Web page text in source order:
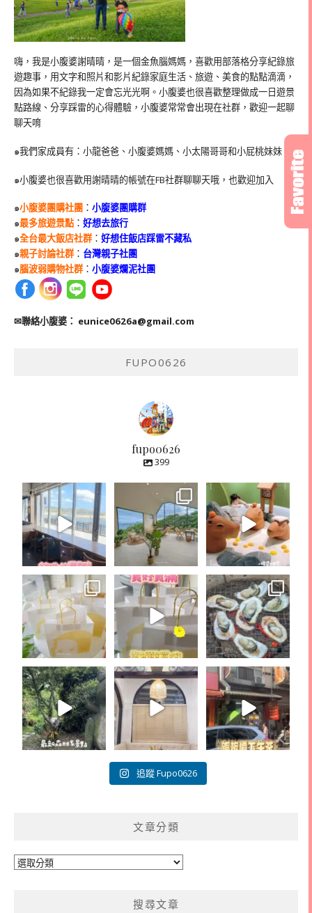
嗨，我是小腹婆謝晴晴，是一個金魚腦媽媽，喜歡用部落格分享紀錄旅
遊趣事，用文字和照片和影片紀錄家庭生活、旅遊、美食的點點滴滴，
因為如果不紀錄我一定會忘光光啊。小腹婆也很喜歡整理做成一日遊景
點路線、分享踩雷的心得體驗，小腹婆常常會出現在社群，歡迎一起聊
聊天唷
๑我們家成員有：小龍爸爸、小腹婆媽媽、小太陽哥哥和小屁桃妹妹
๑小腹婆也很喜歡用謝晴晴的帳號在FB社群聊聊天哦，也歡迎加入
๑小腹婆團購社團 ： 小腹婆團購群
๑最多旅遊景點： 好想去旅行
๑全台最大飯店社群： 好想住飯店踩雷不藏私
๑親子討論社群： 台灣親子社團
๑腦波弱購物社群： 小腹婆爛泥社團
✉聯絡小腹婆： eunice0626a@gmail.com
FUPO0626
fupo0626
399
追蹤 Fupo0626
文章分類
文
搜尋文章